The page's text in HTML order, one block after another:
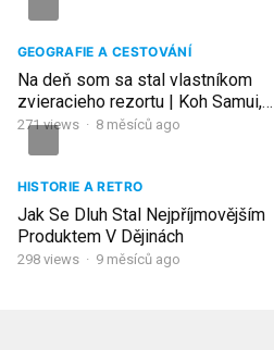
GEOGRAFIE A CESTOVÁNÍ
Na deň som sa stal vlastníkom
zvieracieho rezortu | Koh Samui,
Thajsko
271views · 8 měsíců ago
HISTORIE A RETRO
Jak Se Dluh Stal Nejpříjmovějším
Produktem V Dějinách
298views · 9 měsíců ago